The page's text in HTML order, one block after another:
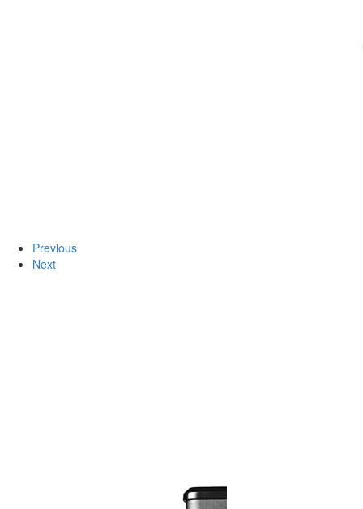
Previous
Next